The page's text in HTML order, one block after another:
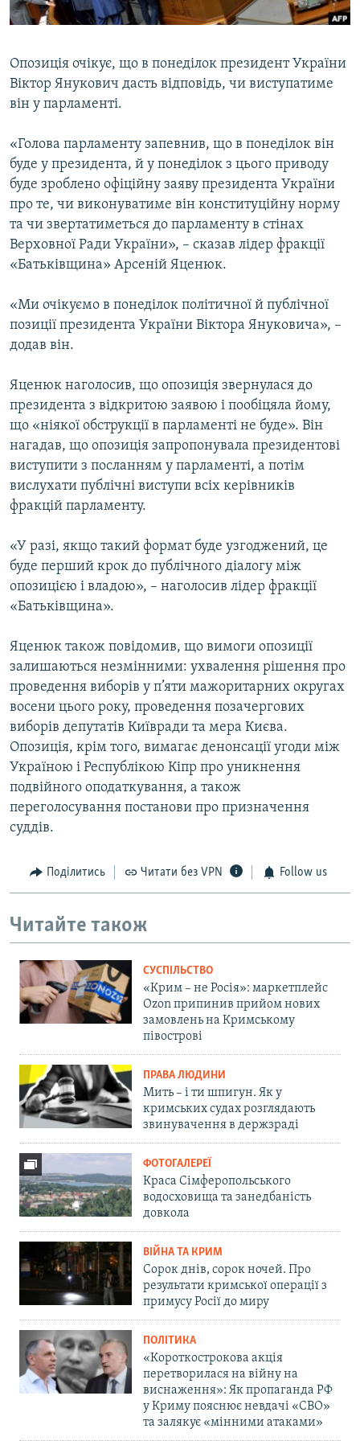
ВІДЕОУРОКИ «ELIFBE»
УКРАЇНСЬКА ПРОБЛЕМА КРИМУ
ІНФОГРАФІКА
Русский
Qırımtatar
ДОЛУЧАЙСЯ!
Усі сайти RFE/RL
Опозиція очікує, що в понеділок президент України
Віктор Янукович дасть відповідь, чи виступатиме
він у парламенті.
«Голова парламенту запевнив, що в понеділок він
буде у президента, й у понеділок з цього приводу
буде зроблено офіційну заяву президента України
про те, чи виконуватиме він конституційну норму
та чи звертатиметься до парламенту в стінах
Верховної Ради України», – сказав лідер фракції
«Батьківщина» Арсеній Яценюк.
«Ми очікуємо в понеділок політичної й публічної
позиції президента України Віктора Януковича», –
додав він.
Яценюк наголосив, що опозиція звернулася до
президента з відкритою заявою і пообіцяла йому,
що «ніякої обструкції в парламенті не буде». Він
нагадав, що опозиція запропонувала президентові
виступити з посланням у парламенті, а потім
вислухати публічні виступи всіх керівників
фракцій парламенту.
«У разі, якщо такий формат буде узгоджений, це
буде перший крок до публічного діалогу між
опозицією і владою», – наголосив лідер фракції
«Батьківщина».
Яценюк також повідомив, що вимоги опозиції
залишаються незмінними: ухвалення рішення про
проведення виборів у п’яти мажоритарних округах
восени цього року, проведення позачергових
виборів депутатів Київради та мера Києва.
Опозиція, крім того, вимагає денонсації угоди між
Україною і Республікою Кіпр про уникнення
подвійного оподаткування, а також
переголосування постанови про призначення
суддів.
Поділитись Читати без VPN Follow us
Читайте також
СУСПІЛЬСТВО
«Крим – не Росія»: маркетплейс
Ozon припинив прийом нових
замовлень на Кримському
півострові
ПРАВА ЛЮДИНИ
Мить – і ти шпигун. Як у
кримських судах розглядають
звинувачення в держзраді
ФОТОГАЛЕРЕЇ
Краса Сімферопольського
водосховища та занедбаність
довкола
ВІЙНА ТА КРИМ
Сорок днів, сорок ночей. Про
результати кримської операції з
примусу Росії до миру
ПОЛІТИКА
«Короткострокова акція
перетворилася на війну на
виснаження»: Як пропаганда РФ
у Криму пояснює невдачі «СВО»
та залякує «мінними атаками»